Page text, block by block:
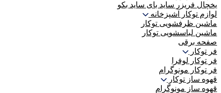
یخچال فریزر ساید بای ساید بکو
لوازم توکار آشپزخانه
ماشین ظرفشویی توکار
ماشین لباسشویی توکار
صفحه برقی
فر توکار
فر توکار لوفرا
فر توکار مونوگرام
قهوه ساز توکار
قهوه ساز مونوگرام